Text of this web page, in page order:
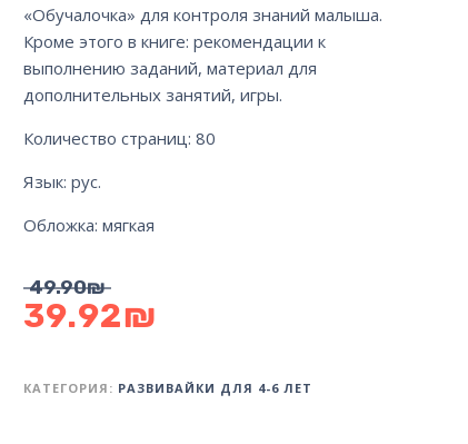
«Обучалочка» для контроля знаний малыша.
Кроме этого в книге: рекомендации к
выполнению заданий, материал для
дополнительных занятий, игры.
Количество страниц: 80
Язык: рус.
Обложка: мягкая
49.90₪
39.92₪
КАТЕГОРИЯ: РАЗВИВАЙКИ ДЛЯ 4-6 ЛЕТ